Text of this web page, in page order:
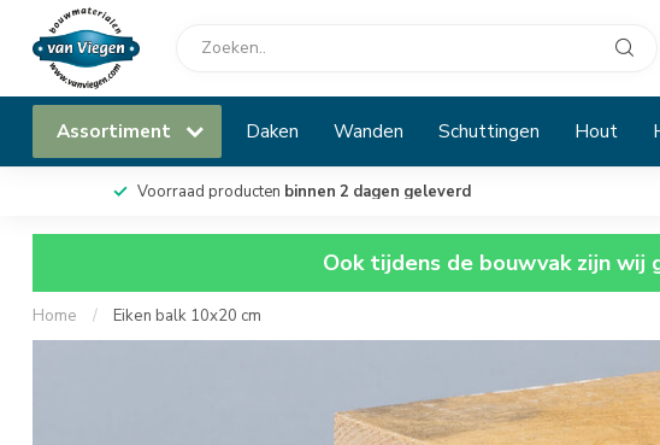
Assortiment Daken Wanden Schuttingen Hout
Voorraad producten binnen 2 dagen geleverd
Ook tijdens de bouwvak zijn wij
Home / Eiken balk 10x20 cm